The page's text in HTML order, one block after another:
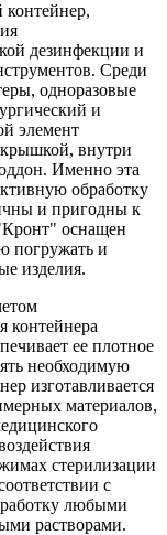
дезинфекции и
Среди
одноразовые
и
элемент
крышкой, внутри
Именно эта
обработку
и пригодны к
оснащен
погружать и
изделия.
контейнера
ее плотное
необходимую
изготавливается
материалов,
стерилизации
с
любыми
растворами.